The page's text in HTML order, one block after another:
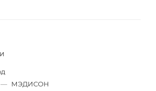
— МЭДИСОН